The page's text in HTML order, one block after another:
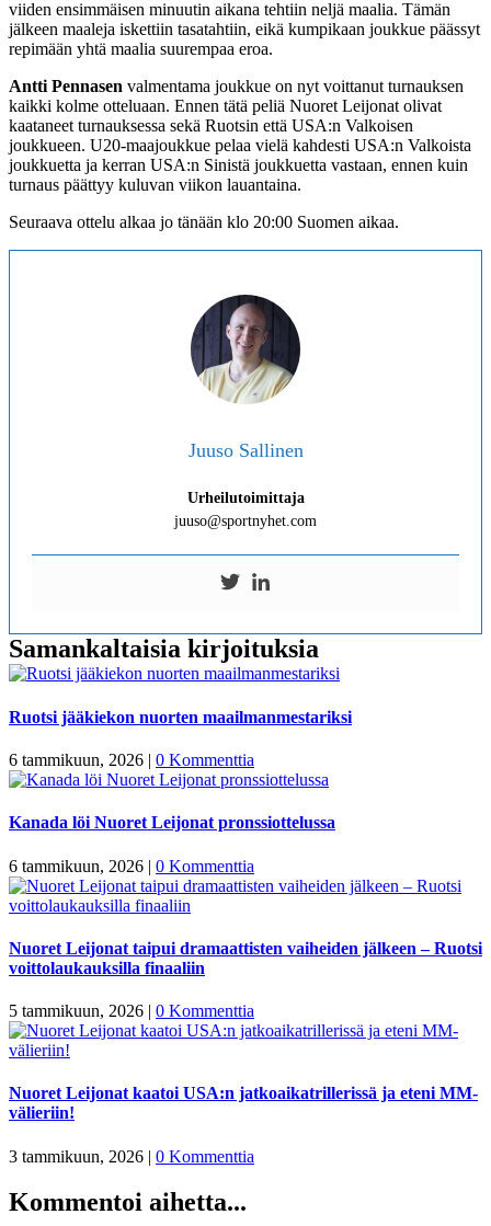
viiden ensimmäisen minuutin aikana tehtiin neljä maalia. Tämän
jälkeen maaleja iskettiin tasatahtiin, eikä kumpikaan joukkue päässyt
repimään yhtä maalia suurempaa eroa.
Antti Pennasen valmentama joukkue on nyt voittanut turnauksen
kaikki kolme otteluaan. Ennen tätä peliä Nuoret Leijonat olivat
kaataneet turnauksessa sekä Ruotsin että USA:n Valkoisen
joukkueen. U20-maajoukkue pelaa vielä kahdesti USA:n Valkoista
joukkuetta ja kerran USA:n Sinistä joukkuetta vastaan, ennen kuin
turnaus päättyy kuluvan viikon lauantaina.
Seuraava ottelu alkaa jo tänään klo 20:00 Suomen aikaa.
Juuso Sallinen
Urheilutoimittaja
juuso@sportnyhet.com
Samankaltaisia kirjoituksia
Ruotsi jääkiekon nuorten maailmanmestariksi
6 tammikuun, 2026 | 0 Kommenttia
Kanada löi Nuoret Leijonat pronssiottelussa
6 tammikuun, 2026 | 0 Kommenttia
Nuoret Leijonat taipui dramaattisten vaiheiden jälkeen – Ruotsi
voittolaukauksilla finaaliin
5 tammikuun, 2026 | 0 Kommenttia
Nuoret Leijonat kaatoi USA:n jatkoaikatrillerissä ja eteni MM-
välieriin!
3 tammikuun, 2026 | 0 Kommenttia
Kommentoi aihetta...